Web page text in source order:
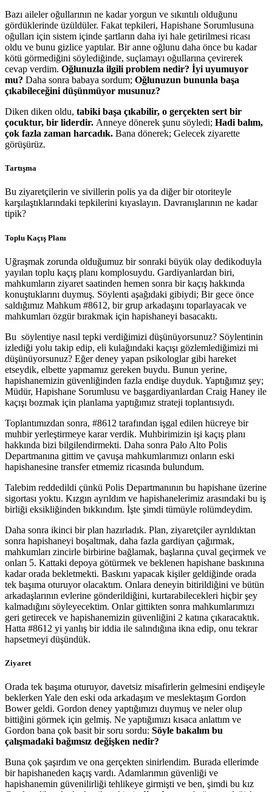
Bazı aileler oğullarının ne kadar yorgun ve sıkıntılı olduğunu
gördüklerinde üzüldüler. Fakat tepkileri, Hapishane Sorumlusuna
oğulları için sistem içinde şartların daha iyi hale getirilmesi ricası
oldu ve bunu gizlice yaptılar. Bir anne oğlunu daha önce bu kadar
kötü görmediğini söylediğinde, suçlamayı oğullarına çevirerek
cevap verdim. Oğlunuzla ilgili problem nedir? İyi uyumuyor
mu? Daha sonra babaya sordum; Oğlunuzun bununla başa
çıkabileceğini düşünmüyor musunuz?
Diken diken oldu, tabiki başa çıkabilir, o gerçekten sert bir
çocuktur, bir liderdir. Anneye dönerek şunu söyledi; Hadi balım,
çok fazla zaman harcadık. Bana dönerek; Gelecek ziyarette
görüşürüz.
Tartışma
Bu ziyaretçilerin ve sivillerin polis ya da diğer bir otoriteyle
karşılaştıklarındaki tepkilerini kıyaslayın. Davranışlarının ne kadar
tipik?
Toplu Kaçış Planı
Uğraşmak zorunda olduğumuz bir sonraki büyük olay dedikoduyla
yayılan toplu kaçış planı komplosuydu. Gardiyanlardan biri,
mahkumların ziyaret saatinden hemen sonra bir kaçış hakkında
konuştuklarını duymuş. Söylenti aşağıdaki gibiydi; Bir gece önce
saldığımız Mahkum #8612, bir grup arkadaşını toparlayacak ve
mahkumları özgür bırakmak için hapishaneyi basacaktı.
Bu söylentiye nasıl tepki verdiğimizi düşünüyorsunuz? Söylentinin
izlediği yolu takip edip, eli kulağındaki kaçışı gözlemlediğimizi mi
düşünüyorsunuz? Eğer deney yapan psikologlar gibi hareket
etseydik, elbette yapmamız gereken buydu. Bunun yerine,
hapishanemizin güvenliğinden fazla endişe duyduk. Yaptığımız şey;
Müdür, Hapishane Sorumlusu ve başgardiyanlardan Craig Haney ile
kaçışı bozmak için planlama yaptığımız strateji toplantısıydı.
Toplantımızdan sonra, #8612 tarafından işgal edilen hücreye bir
muhbir yerleştirmeye karar verdik. Muhbirimizin işi kaçış planı
hakkında bizi bilgilendirmekti. Daha sonra Palo Alto Polis
Departmanına gittim ve çavuşa mahkumlarımızı onların eski
hapishanesine transfer etmemiz ricasında bulundum.
Talebim reddedildi çünkü Polis Departmanının bu hapishane üzerine
sigortası yoktu. Kızgın ayrıldım ve hapishanelerimiz arasındaki bu iş
birliği eksikliğinden bıkkındım. İşte şimdi tümüyle rolümdeydim.
Daha sonra ikinci bir plan hazırladık. Plan, ziyaretçiler ayrıldıktan
sonra hapishaneyi boşaltmak, daha fazla gardiyan çağırmak,
mahkumları zincirle birbirine bağlamak, başlarına çuval geçirmek ve
onları 5. Kattaki depoya götürmek ve beklenen hapishane baskınına
kadar orada bekletmekti. Baskını yapacak kişiler geldiğinde orada
tek başıma oturuyor olacaktım. Onlara deneyin bitirildiğini ve bütün
arkadaşlarının evlerine gönderildiğini, kurtarabilecekleri hiçbir şey
kalmadığını söyleyecektim. Onlar gittikten sonra mahkumlarımızı
geri getirecek ve hapishanemizin güvenliğini 2 katına çıkaracaktık.
Hatta #8612 yi yanlış bir iddia ile salındığına ikna edip, onu tekrar
hapsetmeyi düşündük.
Ziyaret
Orada tek başıma oturuyor, davetsiz misafirlerin gelmesini endişeyle
beklerken Yale den eski oda arkadaşım ve meslektaşım Gordon
Bower geldi. Gordon deney yaptığımızı duymuş ve neler olup
bittiğini görmek için gelmiş. Ne yaptığımızı kısaca anlattım ve
Gordon bana çok basit bir soru sordu: Söyle bakalım bu
çalışmadaki bağımsız değişken nedir?
Buna çok şaşırdım ve ona gerçekten sinirlendim. Burada ellerimde
bir hapishaneden kaçış vardı. Adamlarımın güvenliği ve
hapishanemin güvenilirliği tehlikeye girmişti ve ben, şimdi bu kız